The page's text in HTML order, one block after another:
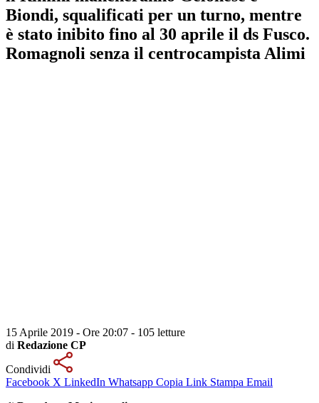
Biondi, squalificati per un turno, mentre
è stato inibito fino al 30 aprile il ds Fusco.
Romagnoli senza il centrocampista Alimi
15 Aprile 2019 - Ore 20:07 - 105 letture
di Redazione CP
Condividi
Facebook X LinkedIn Whatsapp Copia Link Stampa Email